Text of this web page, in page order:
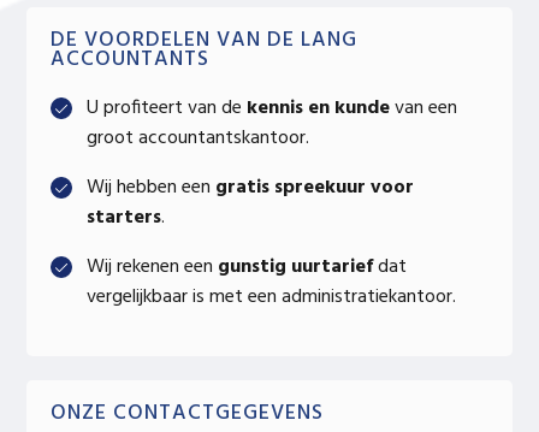
Primary
Sidebar
DE VOORDELEN VAN DE LANG
ACCOUNTANTS
U profiteert van de kennis en kundevan een
groot accountantskantoor.
Wij hebben een gratis spreekuur voor
starters.
Wij rekenen een gunstig uurtariefdat
vergelijkbaar is met een administratiekantoor.
ONZE CONTACTGEGEVENS